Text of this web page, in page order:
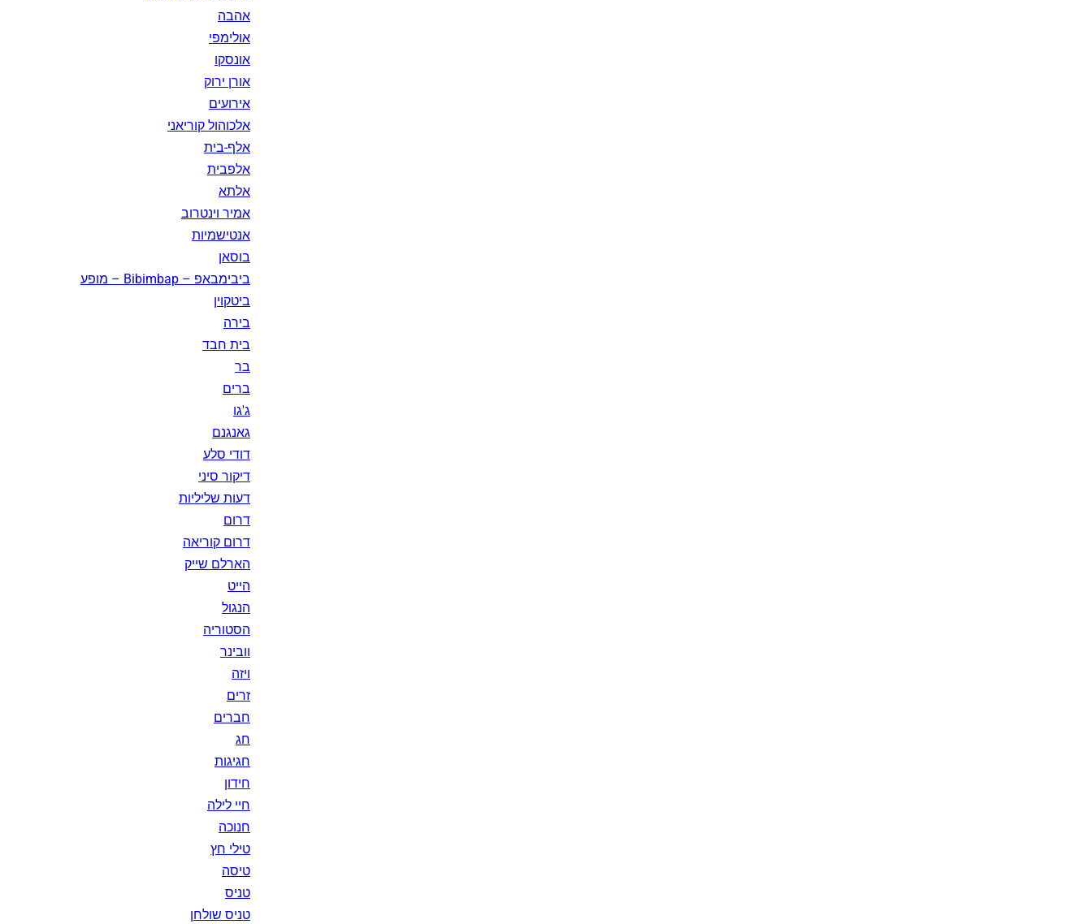
אהבה
אולימפי
אונסקו
אורן ירוק
אירועים
אלכוהול קוריאני
אלף-בית
אלפבית
אלתא
אמיר וינטרוב
אנטישמיות
בוסאן
ביבימבאפ – Bibimbap – מופע
ביטקוין
בירה
בית חבד
בר
ברים
ג'גו
גאנגנם
דודי סלע
דיקור סיני
דעות שליליות
דרום
דרום קוריאה
הארלם שייק
הייט
הנגול
הסטוריה
וובינר
ויזה
זרים
חברים
חג
חגיגות
חידון
חיי לילה
חנוכה
טילי חץ
טיסה
טניס
טניס שולחן